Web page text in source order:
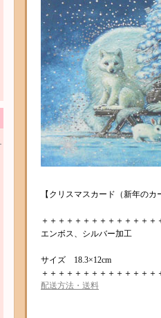
【クリスマスカード（新年のカ
＋＋＋＋＋＋＋＋＋＋＋＋＋
エンボス、シルバー加工
サイズ 18.3×12cm
＋＋＋＋＋＋＋＋＋＋＋＋＋
配送方法・送料